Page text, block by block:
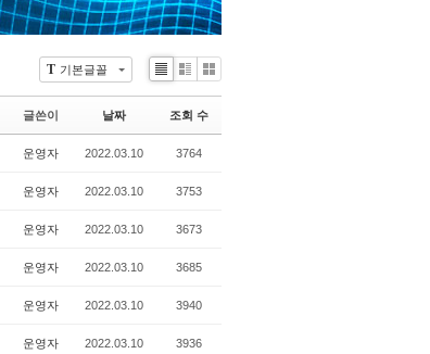
T 기본글꼴
Li
Zi
e
G
le
글쓴이 날짜 조회 수
운영자 2022.03.10 3764
운영자 2022.03.10 3753
운영자 2022.03.10 3673
운영자 2022.03.10 3685
운영자 2022.03.10 3940
운영자 2022.03.10 3936